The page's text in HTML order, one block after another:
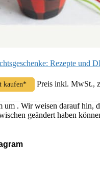
Rezepte und
kaufen*
Preis inkl. MwSt.,
um . Wir weisen darauf hin,
geändert haben